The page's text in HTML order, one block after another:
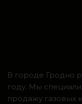
В городе Гродно
году. Мы
продажу газовых